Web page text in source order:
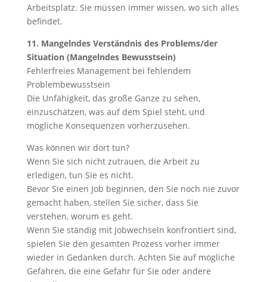
Arbeitsplatz. Sie müssen immer wissen, wo sich alles
befindet.
11. Mangelndes Verständnis des Problems/der
Situation (Mangelndes Bewusstsein)
Fehlerfreies Management bei fehlendem
Problembewusstsein
Die Unfähigkeit, das große Ganze zu sehen,
einzuschätzen, was auf dem Spiel steht, und
mögliche Konsequenzen vorherzusehen.
Was können wir dort tun?
Wenn Sie sich nicht zutrauen, die Arbeit zu
erledigen, tun Sie es nicht.
Bevor Sie einen Job beginnen, den Sie noch nie zuvor
gemacht haben, stellen Sie sicher, dass Sie
verstehen, worum es geht.
Wenn Sie ständig mit Jobwechseln konfrontiert sind,
spielen Sie den gesamten Prozess vorher immer
wieder in Gedanken durch. Achten Sie auf mögliche
Gefahren, die eine Gefahr für Sie oder andere